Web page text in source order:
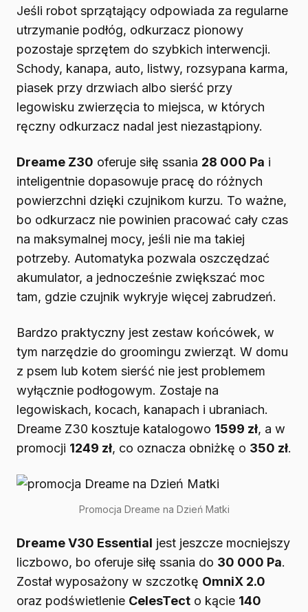
Jeśli robot sprzątający odpowiada za regularne
utrzymanie podłóg, odkurzacz pionowy
pozostaje sprzętem do szybkich interwencji.
Schody, kanapa, auto, listwy, rozsypana karma,
piasek przy drzwiach albo sierść przy
legowisku zwierzęcia to miejsca, w których
ręczny odkurzacz nadal jest niezastąpiony.
Dreame Z30 oferuje siłę ssania 28 000 Pa i
inteligentnie dopasowuje pracę do różnych
powierzchni dzięki czujnikom kurzu. To ważne,
bo odkurzacz nie powinien pracować cały czas
na maksymalnej mocy, jeśli nie ma takiej
potrzeby. Automatyka pozwala oszczędzać
akumulator, a jednocześnie zwiększać moc
tam, gdzie czujnik wykryje więcej zabrudzeń.
Bardzo praktyczny jest zestaw końcówek, w
tym narzędzie do groomingu zwierząt. W domu
z psem lub kotem sierść nie jest problemem
wyłącznie podłogowym. Zostaje na
legowiskach, kocach, kanapach i ubraniach.
Dreame Z30 kosztuje katalogowo 1599 zł, a w
promocji 1249 zł, co oznacza obniżkę o 350 zł.
Promocja Dreame na Dzień Matki
Dreame V30 Essential jest jeszcze mocniejszy
liczbowo, bo oferuje siłę ssania do 30 000 Pa.
Został wyposażony w szczotkę OmniX 2.0
oraz podświetlenie CelesTect o kącie 140